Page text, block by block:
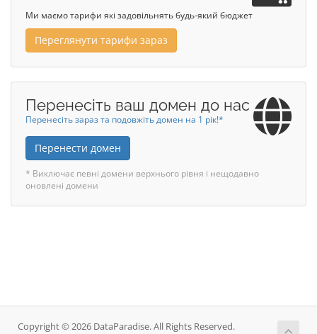
Ми маємо тарифи які задовільнять будь-який бюджет
Переглянути тарифи зараз
Перенесіть ваш домен до нас
Перенесіть зараз та подовжіть домен на 1 рік!*
Перенести домен
* Виключає певні домени верхнього рівня і нещодавно
оновлені домени
Copyright © 2026 DataParadise. All Rights Reserved.